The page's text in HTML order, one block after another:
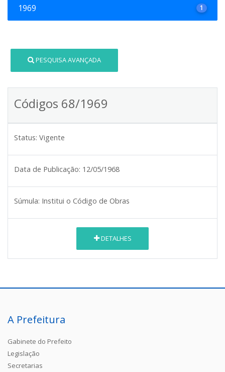
1969 1
PESQUISA AVANÇADA
Códigos 68/1969
Status: Vigente
Data de Publicação: 12/05/1968
Súmula: Institui o Código de Obras
DETALHES
A Prefeitura
Gabinete do Prefeito
Legislação
Secretarias